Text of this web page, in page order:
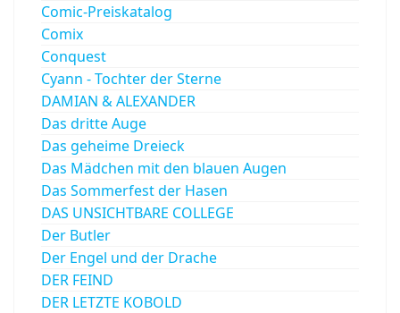
Comic-Preiskatalog
Comix
Conquest
Cyann - Tochter der Sterne
DAMIAN & ALEXANDER
Das dritte Auge
Das geheime Dreieck
Das Mädchen mit den blauen Augen
Das Sommerfest der Hasen
DAS UNSICHTBARE COLLEGE
Der Butler
Der Engel und der Drache
DER FEIND
DER LETZTE KOBOLD